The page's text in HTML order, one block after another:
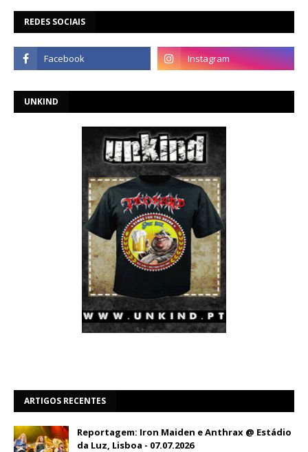
REDES SOCIAIS
UNKIND
ARTIGOS RECENTES
Reportagem: Iron Maiden e Anthrax @ Estádio
da Luz, Lisboa - 07.07.2026